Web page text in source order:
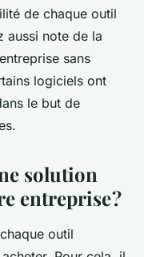
de chaque outil
aussi note de la
sans
logiciels ont
le but de
solution
entreprise ?
outil